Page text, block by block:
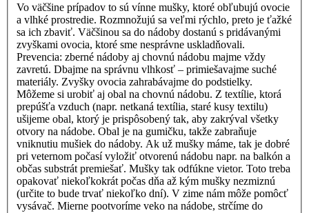
Vo väčšine prípadov to sú vínne mušky, ktoré obľubujú ovocie
a vlhké prostredie. Rozmnožujú sa veľmi rýchlo, preto je ťažké
sa ich zbaviť. Väčšinou sa do nádoby dostanú s pridávanými
zvyškami ovocia, ktoré sme nesprávne uskladňovali.
Prevencia: zberné nádoby aj chovnú nádobu majme vždy
zavretú. Dbajme na správnu vlhkosť – primiešavajme suché
materiály. Zvyšky ovocia zahrabávajme do podstielky.
Môžeme si urobiť aj obal na chovnú nádobu. Z textílie, ktorá
prepúšťa vzduch (napr. netkaná textília, staré kusy textilu)
ušijeme obal, ktorý je prispôsobený tak, aby zakrýval všetky
otvory na nádobe. Obal je na gumičku, takže zabraňuje
vniknutiu mušiek do nádoby. Ak už mušky máme, tak je dobré
pri veternom počasí vyložiť otvorenú nádobu napr. na balkón a
občas substrát premiešať. Mušky tak odfúkne vietor. Toto treba
opakovať niekoľkokrát počas dňa až kým mušky nezmiznú
(určite to bude trvať niekoľko dní). V zime nám môže pomôcť
vysávač. Mierne pootvoríme veko na nádobe, strčíme do